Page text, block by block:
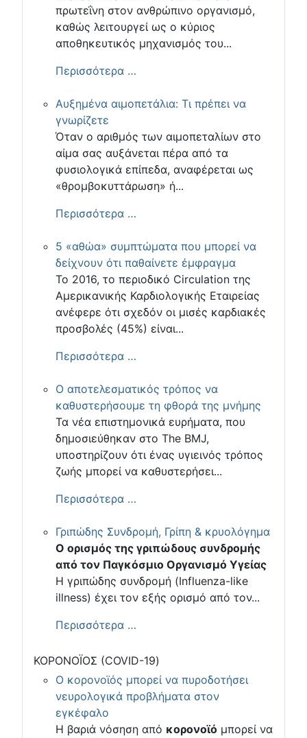
πρωτεΐνη στον ανθρώπινο οργανισμό,
καθώς λειτουργεί ως ο κύριος
αποθηκευτικός μηχανισμός του...
Περισσότερα …
Αυξημένα αιμοπετάλια: Τι πρέπει να
γνωρίζετε
Όταν ο αριθμός των αιμοπεταλίων στο
αίμα σας αυξάνεται πέρα από τα
φυσιολογικά επίπεδα, αναφέρεται ως
«θρομβοκυττάρωση» ή...
Περισσότερα …
5 «αθώα» συμπτώματα που μπορεί να
δείχνουν ότι παθαίνετε έμφραγμα
Το 2016, το περιοδικό Circulation της
Αμερικανικής Καρδιολογικής Εταιρείας
ανέφερε ότι σχεδόν οι μισές καρδιακές
προσβολές (45%) είναι...
Περισσότερα …
Ο αποτελεσματικός τρόπος να
καθυστερήσουμε τη φθορά της μνήμης
Τα νέα επιστημονικά ευρήματα, που
δημοσιεύθηκαν στο The BMJ,
υποστηρίζουν ότι ένας υγιεινός τρόπος
ζωής μπορεί να καθυστερήσει...
Περισσότερα …
Γριπώδης Συνδρομή, Γρίπη & κρυολόγημα
Ο ορισμός της γριπώδους συνδρομής
από τον Παγκόσμιο Οργανισμό Υγείας
Η γριπώδης συνδρομή (Influenza-like
illness) έχει τον εξής ορισμό από τον...
Περισσότερα …
ΚΟΡΟΝΟΪΟΣ (COVID-19)
Ο κορονοϊός μπορεί να πυροδοτήσει
νευρολογικά προβλήματα στον
εγκέφαλο
Η βαριά νόσηση από κορονοϊό μπορεί να